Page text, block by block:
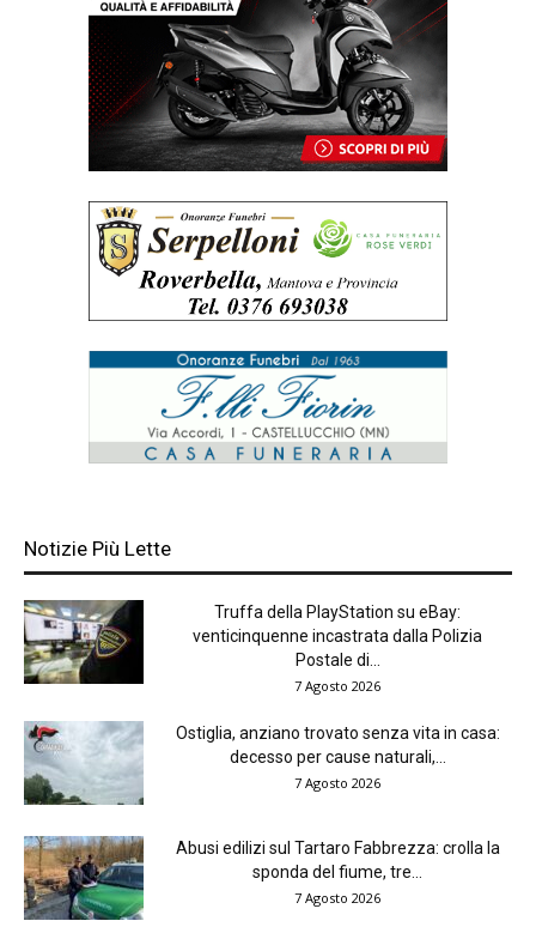
Notizie Più Lette
Truffa della PlayStation su eBay:
venticinquenne incastrata dalla Polizia
Postale di...
7 Agosto 2026
Ostiglia, anziano trovato senza vita in casa:
decesso per cause naturali,...
7 Agosto 2026
Abusi edilizi sul Tartaro Fabbrezza: crolla la
sponda del fiume, tre...
7 Agosto 2026